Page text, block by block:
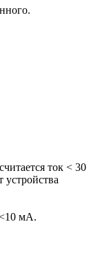
ток < 30
мА.